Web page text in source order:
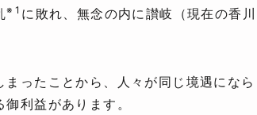
※1 に敗れ、無念の内に讃岐（現在の香川
まったことから、人々が同じ境遇になら
利益があります。